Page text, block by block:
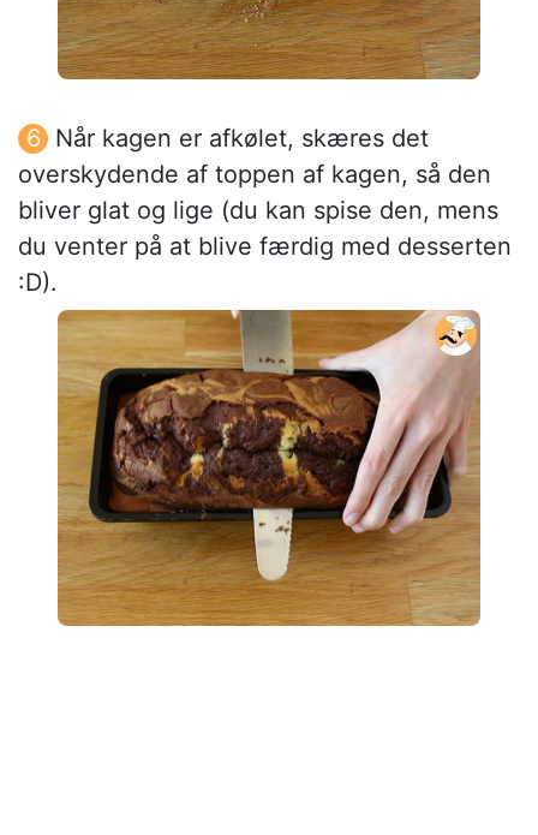
Når kagen er afkølet, skæres det
overskydende af toppen af kagen, så den
bliver glat og lige (du kan spise den, mens
du venter på at blive færdig med desserten
:D).